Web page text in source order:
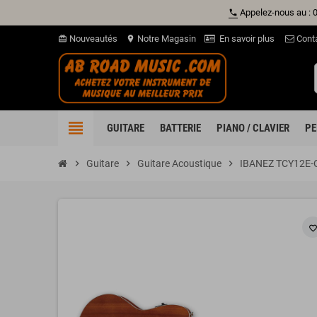
phone Appelez-nous au :
card_giftcard Nouveautés location_on Notre Magasin En savoir plus
view_headline GUITARE BATTERIE PIANO / CLAVIER
chevron_right Guitare chevron_right Guitare Acoustique chevron_right IBANEZ TCY12E-
favorite_border